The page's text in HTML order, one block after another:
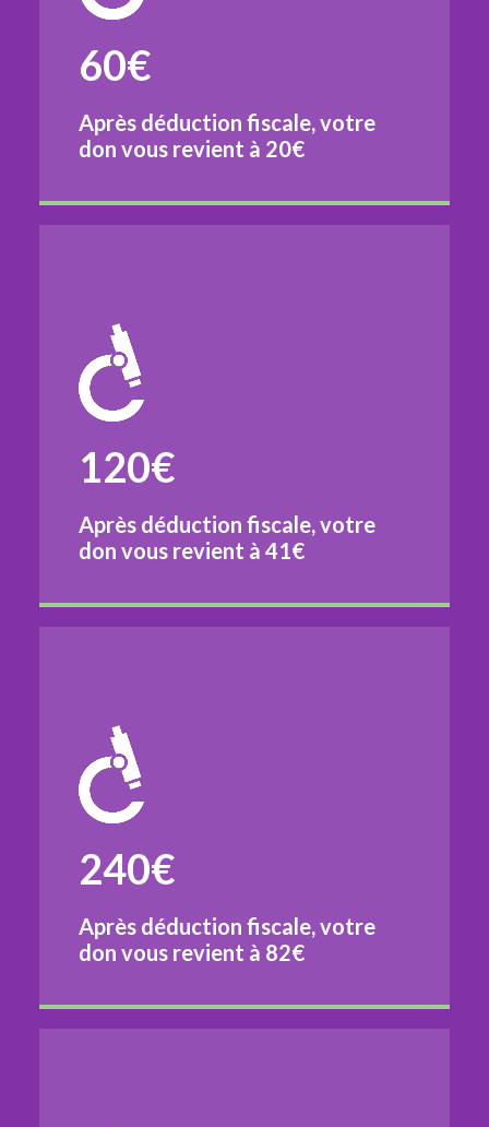
60€
Après déduction fiscale, votre
don vous revient à 20€
120€
Après déduction fiscale, votre
don vous revient à 41€
240€
Après déduction fiscale, votre
don vous revient à 82€